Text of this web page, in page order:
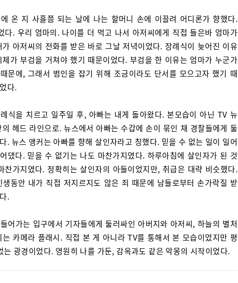
온 지 사흘쯤 되는 날에 나는 할머니 손에 이끌려 어디론가 향했다.
다. 우리 엄마의. 나이를 더 먹고 나서 아저씨에게 직접 들은바 엄마가
아저씨의 전화를 받은 바로 그날 저녁이었다. 장례식이 늦어진 이유
가 부검을 거쳐야 했기 때문이었다. 부검을 한 이유는 엄마가 누군가
문에, 그래서 범인을 잡기 위해 조금이라도 단서를 모으고자 했기 때
다.
식을 치르고 일주일 후, 아빠는 내게 돌아왔다. 본모습이 아닌 TV 뉴
헤드 라인으로. 뉴스에서 아빠는 수갑에 손이 묶인 채 경찰들에게 둘
. 뉴스 앵커는 아빠를 향해 살인자라고 칭했다. 믿을 수 없는 일이 일어
댔다. 믿을 수 없기는 나도 마찬가지였다. 하루아침에 살인자가 된 것
찬가지였다. 정확히는 살인자의 아들이었지만, 취급은 대략 비슷했다.
생동안 내가 직접 저지르지도 않은 죄 때문에 남들로부터 손가락질 받
.
어가는 입구에서 기자들에게 둘러싸인 아버지와 아저씨, 하늘의 별처
는 카메라 플래시. 직접 본 게 아니라 TV를 통해서 본 모습이었지만 평
는 광경이었다. 영원히 나를 가둔, 감옥과도 같은 악몽의 시작이었다.